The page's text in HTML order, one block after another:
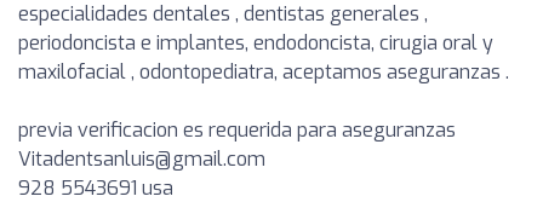
especialidades dentales , dentistas generales ,
periodoncista e implantes, endodoncista, cirugia oral y
maxilofacial , odontopediatra, aceptamos aseguranzas .
previa verificacion es requerida para aseguranzas
Vitadentsanluis@gmail.com
928 5543691 usa